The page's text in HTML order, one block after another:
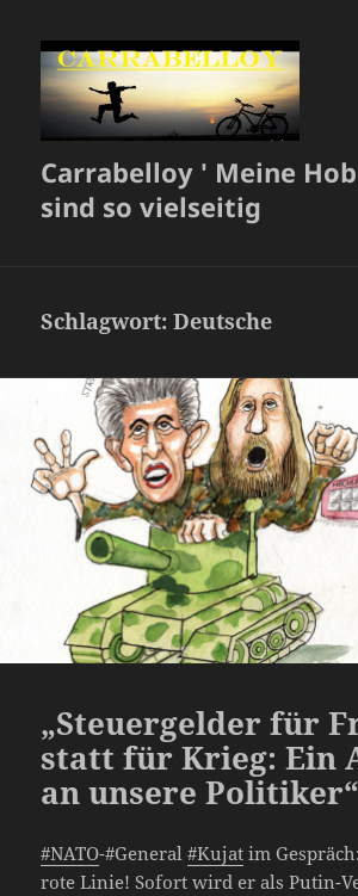
Carrabelloy ' Meine
sind so vielseitig
Schlagwort:Deutsche
„Steuergelder für
statt für Krieg: Ein
an unsere Politiker“
#NATO-#General#Kujat im
rote Linie! Sofort wird er als Putin-